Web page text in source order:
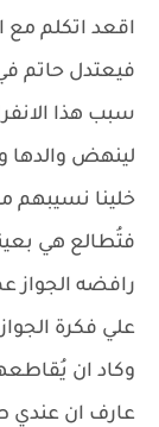
اقعد اتكلم مع
فيعتدل حاتم
سبب هذا
لينهض والدها
خلينا
فتُطالع هي
رافضه الجواز
علي فكرة الجواز
وكاد ان
عارف ان عندي